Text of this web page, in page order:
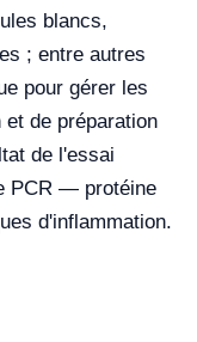
blancs,
; entre autres
pour gérer les
de préparation
de l'essai
PCR — protéine
d'inflammation.